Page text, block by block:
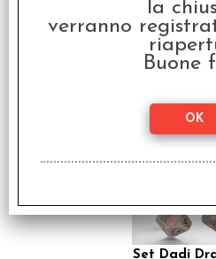
Set Dadi
Nephrite:
Bottiglia,
€ 15,99
Set Dadi
la
verranno
Buone